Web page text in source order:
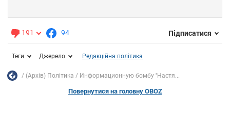
191 94 Підписатися
Теги Джерело Редакційна політика
(Архів) Політика Информационную бомбу ''Настя...
Повернутися на головну OBOZ